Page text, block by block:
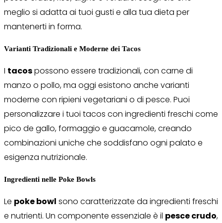
meglio si adatta ai tuoi gusti e alla tua dieta per
mantenerti in forma.
Varianti Tradizionali e Moderne dei Tacos
I tacospossono essere tradizionali, con carne di
manzo o pollo, ma oggi esistono anche varianti
moderne con ripieni vegetariani o di pesce. Puoi
personalizzare i tuoi tacos con ingredienti freschi come
pico de gallo, formaggio e guacamole, creando
combinazioni uniche che soddisfano ogni palato e
esigenza nutrizionale.
Ingredienti nelle Poke Bowls
Le poke bowl sono caratterizzate da ingredienti freschi
e nutrienti. Un componente essenziale è il pesce crudo,